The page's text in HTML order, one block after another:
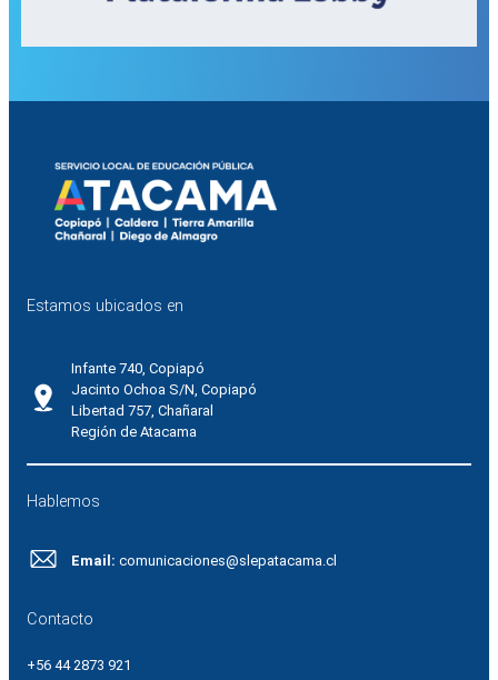
Estamos ubicados en
Infante 740, Copiapó
Jacinto Ochoa S/N, Copiapó
Libertad 757, Chañaral
Región de Atacama
Hablemos
Email: comunicaciones@slepatacama.cl
Contacto
+56 44 2873 921